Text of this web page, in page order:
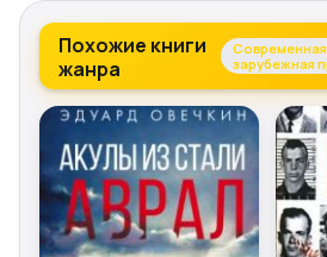
Похожие книги
жанра
Современная
зарубежная